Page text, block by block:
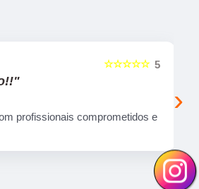
5
☆☆☆☆☆
profissionais comprometidos e
›